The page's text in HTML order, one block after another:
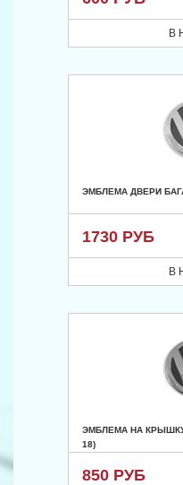
В
ЭМБЛЕМА ДВЕРИ
1730 РУБ
В
ЭМБЛЕМА НА КРЫШКУ
18)
850 РУБ